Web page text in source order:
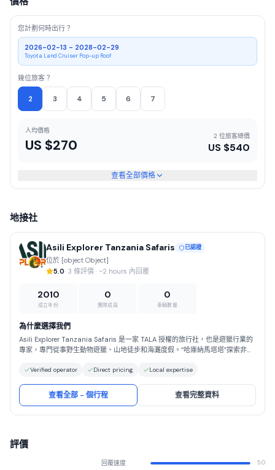
您計劃何時出行？
2026-02-13 - 2028-02-29
Toyota Land Cruiser Pop-up Roof
幾位旅客？
2 3 4 5 6 7
人均價格
US $270
2 位旅客總價
US $540
查看全部價格
地接社
Asili Explorer Tanzania Safaris 已認證
位於 [object Object]
5.0· 3 條評價 · ~2 hours 內回覆
2010
成立年份
0
團隊成員
0
車輛數量
為什麼選擇我們
Asili Explorer Tanzania Safaris 是一家 TALA 授權的旅行社，也是遊獵行業的
專家，專門從事野生動物遊獵、山地徒步和海灘度假。“哈庫納馬塔塔”探索非
驗普通遊獵和真正的終生冒險。Asili 將為您量身定製夢幻遊獵行程，並將其變
Verified operator Direct pricing Local expertise
查看全部 - 個行程 查看完整資料
評價
回覆速度 5.0